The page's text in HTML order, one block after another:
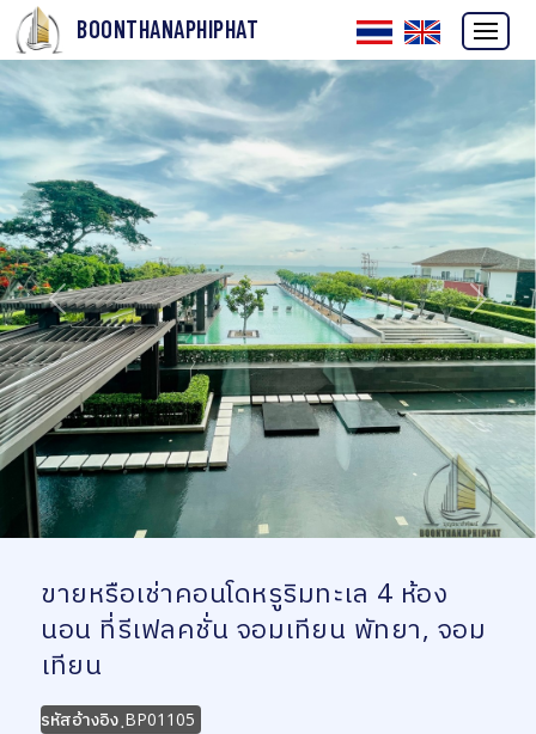
BOONTHANAPHIPHAT
ก่อนหน้า ถัดไป
ขายหรือเช่าคอนโดหรูริมทะเล 4 ห้อง
นอน ที่รีเฟลคชั่น จอมเทียน พัทยา, จอม
เทียน
รหัสอ้างอิง ฺBP01105